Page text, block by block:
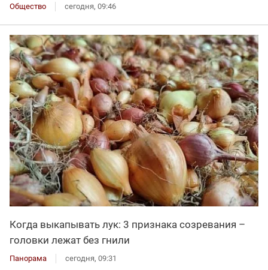
Общество сегодня, 09:46
Когда выкапывать лук: 3 признака созревания –
головки лежат без гнили
Панорама сегодня, 09:31